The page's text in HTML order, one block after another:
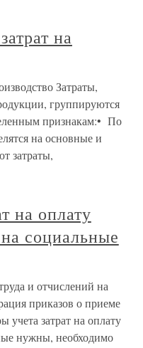
на
Затраты,
группируются
признакам:• По
на основные и
затраты,
на оплату
социальные
и отчислений на
приказов о приеме
учета затрат на оплату
нужны, необходимо